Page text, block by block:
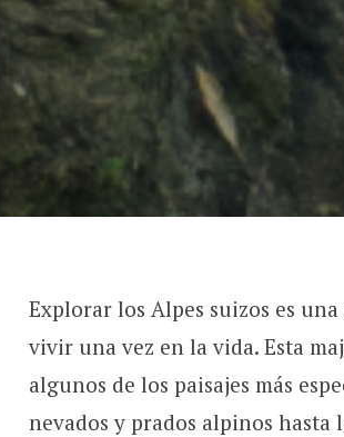
Explorar los Alpes suizos es
vivir una vez en la vida. Esta
algunos de los paisajes más
nevados y prados alpinos